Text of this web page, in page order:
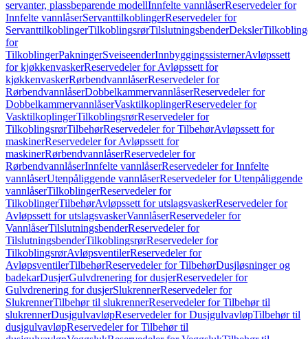
servanter, plassbeparende modellInnfelte vannlåserReservedeler for
Innfelte vannlåserServanttilkoblingerReservedeler for
ServanttilkoblingerTilkoblingsrørTilslutningsbenderDeksler
for
TilkoblingerPakningerSveiseenderInnbyggingssisternerAvløpssett
for kjøkkenvaskerReservedeler for Avløpssett for
kjøkkenvaskerRørbendvannlåserReservedeler for
RørbendvannlåserDobbelkammervannlåserReservedeler for
DobbelkammervannlåserVasktilkoplingerReservedeler for
VasktilkoplingerTilkoblingsrørReservedeler for
TilkoblingsrørTilbehørReservedeler for TilbehørAvløpssett for
maskinerReservedeler for Avløpssett for
maskinerRørbendvannlåserReservedeler for
RørbendvannlåserInnfelte vannlåserReservedeler for Innfelte
vannlåserUtenpåliggende vannlåserReservedeler for Utenpåliggende
vannlåserTilkoblingerReservedeler for
TilkoblingerTilbehørAvløpssett for utslagsvaskerReservedeler for
Avløpssett for utslagsvaskerVannlåserReservedeler for
VannlåserTilslutningsbenderReservedeler for
TilslutningsbenderTilkoblingsrørReservedeler for
TilkoblingsrørAvløpsventilerReservedeler for
AvløpsventilerTilbehørReservedeler for TilbehørDusjløsninger og
badekarDusjerGulvdrenering for dusjerReservedeler for
Gulvdrenering for dusjerSlukrennerReservedeler for
SlukrennerTilbehør til slukrennerReservedeler for Tilbehør til
slukrennerDusjgulvavløpReservedeler for DusjgulvavløpTilbehør til
dusjgulvavløpReservedeler for Tilbehør til